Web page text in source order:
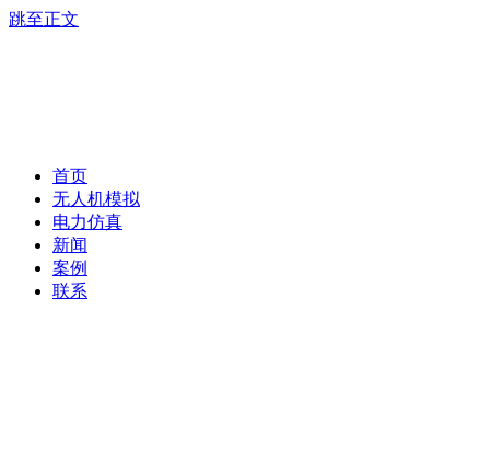
跳至正文
首页
无人机模拟
电力仿真
新闻
案例
联系